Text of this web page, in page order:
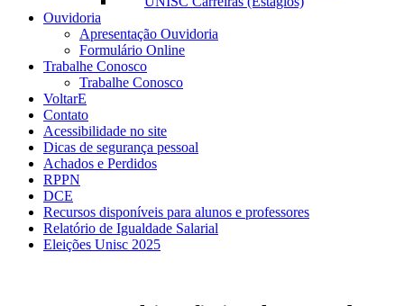
Ouvidoria
Apresentação Ouvidoria
Formulário Online
Trabalhe Conosco
Trabalhe Conosco
VoltarE
Contato
Acessibilidade no site
Dicas de segurança pessoal
Achados e Perdidos
RPPN
DCE
Recursos disponíveis para alunos e professores
Relatório de Igualdade Salarial
Eleições Unisc 2025